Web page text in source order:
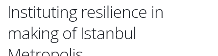
Instituting resilience in
making of Istanbul